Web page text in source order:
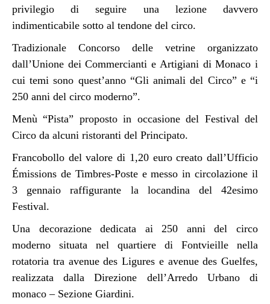
privilegio di seguire una lezione davvero
indimenticabile sotto al tendone del circo.
Tradizionale Concorso delle vetrine organizzato
dall’Unione dei Commercianti e Artigiani di Monaco i
cui temi sono quest’anno “Gli animali del Circo” e “i
250 anni del circo moderno”.
Menù “Pista” proposto in occasione del Festival del
Circo da alcuni ristoranti del Principato.
Francobollo del valore di 1,20 euro creato dall’Ufficio
Émissions de Timbres-Poste e messo in circolazione il
3 gennaio raffigurante la locandina del 42esimo
Festival.
Una decorazione dedicata ai 250 anni del circo
moderno situata nel quartiere di Fontvieille nella
rotatoria tra avenue des Ligures e avenue des Guelfes,
realizzata dalla Direzione dell’Arredo Urbano di
monaco – Sezione Giardini.